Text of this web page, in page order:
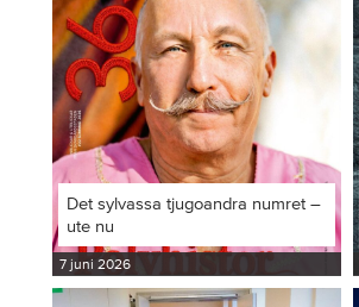
Det sylvassa tjugoandra numret –
ute nu
7 juni 2026